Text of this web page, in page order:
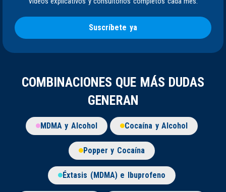
Suscríbete ya
COMBINACIONES QUE MÁS DUDAS
GENERAN
MDMA y Alcohol Cocaína y Alcohol
Popper y Cocaína
Éxtasis (MDMA) e Ibuprofeno